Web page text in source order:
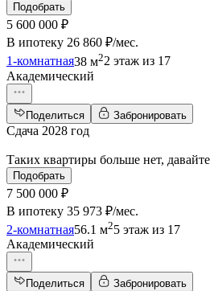
Подобрать
5 600 000 ₽
В ипотеку 26 860 ₽/мес.
1-комнатная38 м22 этаж из 17
Академический
Поделиться Забронировать
Сдача 2028 год
Таких квартиры больше нет,
Подобрать
7 500 000 ₽
В ипотеку 35 973 ₽/мес.
2-комнатная56.1 м25 этаж из 17
Академический
Поделиться Забронировать